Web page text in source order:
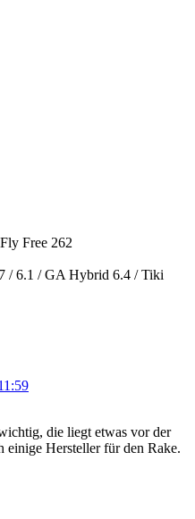
Free 262
/ 6.1 / GA Hybrid 6.4 / Tiki
die liegt etwas vor der
einige Hersteller für den Rake.